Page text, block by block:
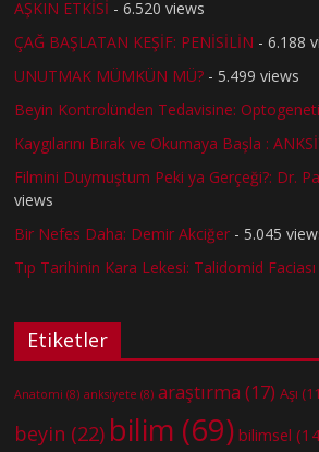
AŞKIN ETKİSİ - 6.520 views
ÇAĞ BAŞLATAN KEŞİF: PENİSİLİN - 6.188
UNUTMAK MÜMKÜN MÜ? - 5.499 views
Beyin Kontrolünden Tedavisine:
Kaygılarını Bırak ve Okumaya Başla :
Filmini Duymuştum Peki ya Gerçeği?: Dr.
views
Bir Nefes Daha: Demir Akciğer - 5.045
Tıp Tarihinin Kara Lekesi: Talidomid Faciası
Etiketler
Anatomi (8) anksiyete (8) araştırma (17) Aşı
beyin (22) bilim (69) bilimsel